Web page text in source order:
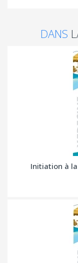
DANS
Initiation à